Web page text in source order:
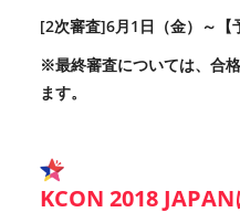
[2次審査]6月1日（金）～【
※最終審査については、合
ます。
KCON 2018 JAPAN